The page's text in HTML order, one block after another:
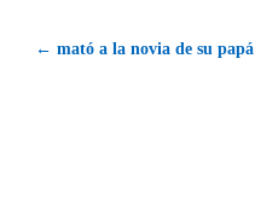
← mató a la novia de su papá